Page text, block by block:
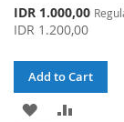
Special
Price
IDR 1.000,00
IDR 1.200,00
Add to Cart
ADD